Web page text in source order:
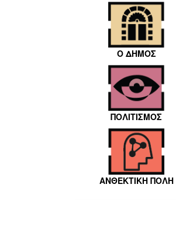
Ο ΔΗΜΟΣ
ΠΟΛΙΤΙΣΜΟΣ
ΑΝΘΕΚΤΙΚΗ ΠΟΛΗ